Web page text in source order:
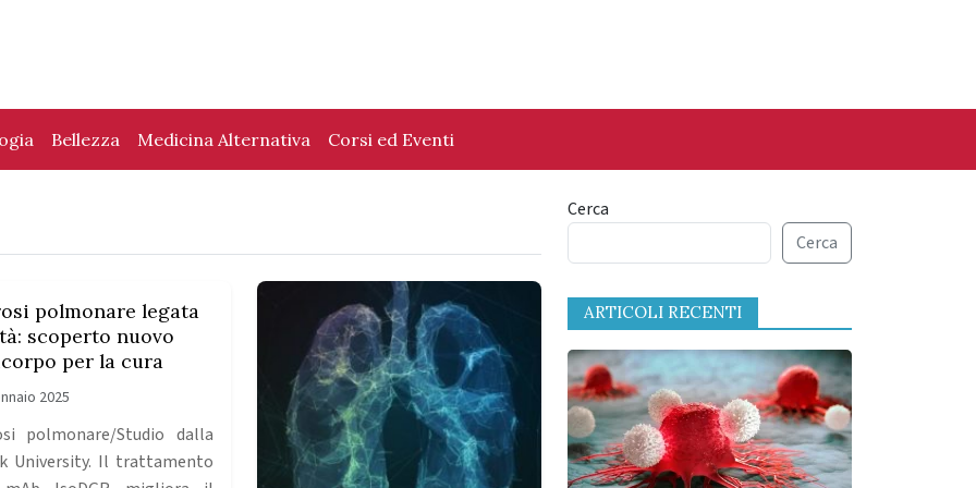
Bellezza Medicina Alternativa Corsi ed Eventi
polmonare legata
scoperto nuovo
per la cura
2025
polmonare/Studio dalla
University. Il trattamento
Cerca
Cerca
ARTICOLI RECENTI